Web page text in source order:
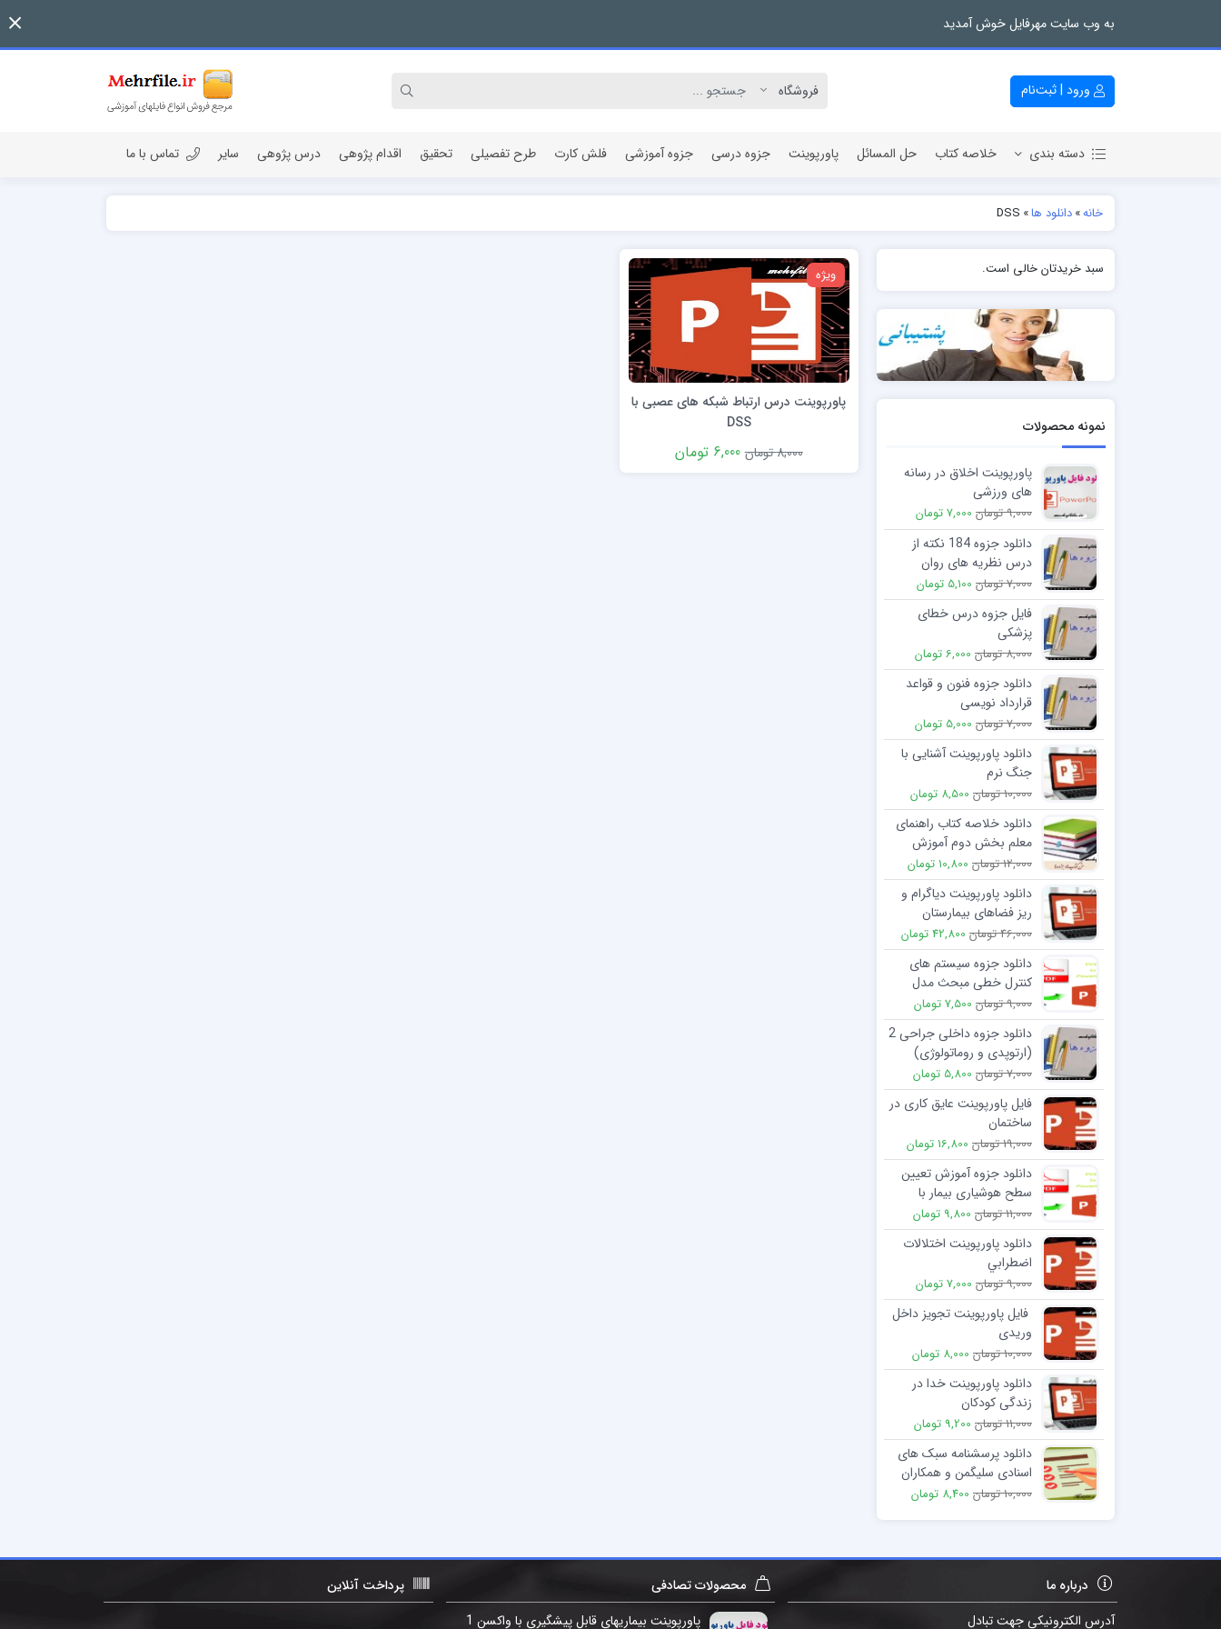
به وب سایت مهرفایل خوش آمدید
ورود | ثبت‌نام
دسته بندی
مقاله پژوهشی
خلاصه کتاب حل المسائل پاورپوینت جزوه درسی جزوه آموزشی فلش کارت طرح تفصیلی تحقیق اقدام پژوهی درس پژوهی سایر تماس با ما
خانه»دانلود ها»
DSS
ویژه
پاورپوینت درس ارتباط شبکه های عصبی با
DSS
8,000 تومان
6,000 تومان
سبد خریدتان خالی است.
نمونه محصولات
پاورپوینت اخلاق در رسانه
های ورزشی
9,000 تومان 7,000 تومان
دانلود جزوه 184 نکته از
درس نظریه های روان
درمانی کنکور ارشد وزارت
بهداشت
7,000 تومان 5,100 تومان
فایل جزوه درس خطای
پزشکی
8,000 تومان 6,000 تومان
دانلود جزوه فنون و قواعد
قرارداد نویسی
7,000 تومان 5,000 تومان
دانلود پاورپوینت آشنایی با
جنگ نرم
10,000 تومان 8,500 تومان
دانلود خلاصه کتاب راهنمای
معلم بخش دوم آموزش
نگاره ها
12,000 تومان 10,800 تومان
دانلود پاورپوینت دیاگرام و
ریز فضاهای بیمارستان
46,000 تومان 42,800 تومان
دانلود جزوه سیستم های
کنترل خطی مبحث مدل
فضای حالت و کنترل پذیری
9,000 تومان 7,500 تومان
دانلود جزوه داخلی جراحی 2
(ارتوپدی و روماتولوژی)
7,000 تومان 5,800 تومان
فایل پاورپوینت عایق کاری در
ساختمان
19,000 تومان 16,800 تومان
دانلود جزوه آموزش تعیین
سطح هوشیاری بیمار با
فوراسکار (FOUR Score)
11,000 تومان 9,800 تومان
دانلود پاورپوینت اختلالات
اضطرابي
9,000 تومان 7,000 تومان
فایل پاورپوینت تجویز داخل
وریدی
10,000 تومان 8,000 تومان
دانلود پاورپوینت خدا در
زندگی کودکان
11,000 تومان 9,200 تومان
دانلود پرسشنامه سبک های
اسنادی سلیگمن و همکاران
(ASQ)
10,000 تومان 8,400 تومان
درباره ما
آدرس الکترونیکی جهت تبادل
محصولات تصادفی
پاورپوینت بیماریهای قابل پیشگیری با واکسن 1
پرداخت آنلاین